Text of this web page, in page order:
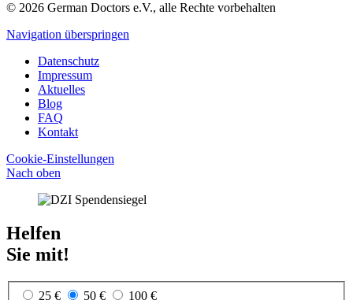
© 2026 German Doctors e.V., alle Rechte vorbehalten
Navigation überspringen
Datenschutz
Impressum
Aktuelles
Blog
FAQ
Kontakt
Cookie-Einstellungen
Nach oben
Helfen
Sie mit!
25 € 50 € 100 €